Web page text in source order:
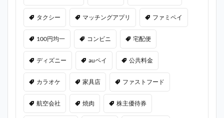
タクシー マッチングアプリ ファミペイ
100円均一 コンビニ 宅配便
ディズニー auペイ 公共料金
カラオケ 家具店 ファストフード
航空会社 焼肉 株主優待券